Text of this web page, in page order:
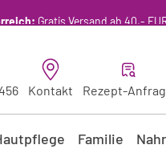
Bestellen Sie gerne per
Kontakt Rezept-
Familie